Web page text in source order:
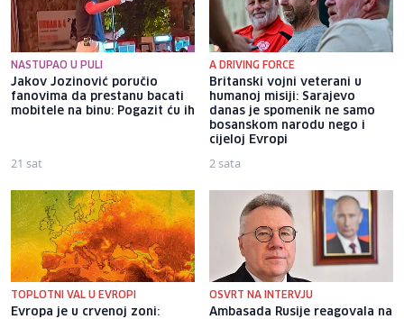
NASTUPAO U PULI
Jakov Jozinović poručio
fanovima da prestanu bacati
mobitele na binu: Pogazit ću ih
21 sat
A DRIVING FORCE
Britanski vojni veterani u
humanoj misiji: Sarajevo
danas je spomenik ne samo
bosanskom narodu nego i
cijeloj Evropi
2 sata
TOPLOTNI VAL U EVROPI
Evropa je u crvenoj zoni:
OSVRT NA INTERVJU
Ambasada Rusije reagovala na